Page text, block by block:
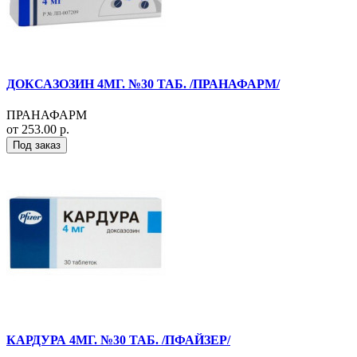
ДОКСАЗОЗИН 4МГ. №30 ТАБ. /ПРАНАФАРМ/
ПРАНАФАРМ
от 253.00 р.
Под заказ
КАРДУРА 4МГ. №30 ТАБ. /ПФАЙЗЕР/